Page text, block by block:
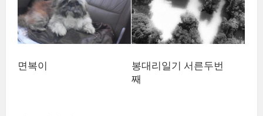
면복이
봉대리일기 서른두번
째